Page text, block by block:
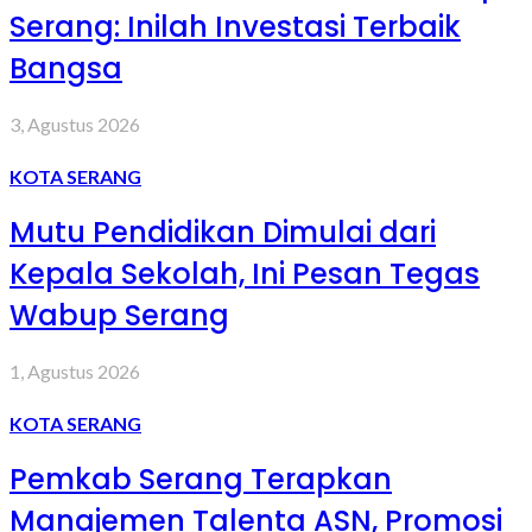
Serang: Inilah Investasi Terbaik
Bangsa
3, Agustus 2026
KOTA SERANG
Mutu Pendidikan Dimulai dari
Kepala Sekolah, Ini Pesan Tegas
Wabup Serang
1, Agustus 2026
KOTA SERANG
Pemkab Serang Terapkan
Manajemen Talenta ASN, Promosi